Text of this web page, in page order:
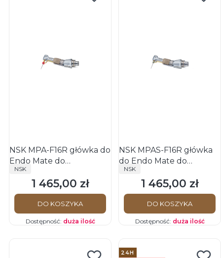
NSK MPA-F16R główka do
Endo Mate do
podłączenia do
endometru
PRODUCENT
NSK
Cena
1 465,00 zł
DO KOSZYKA
Dostępność: duża ilość
NSK MPAS-F16R główka
do Endo Mate do
podłączenia do
endometru
PRODUCENT
NSK
Cena
1 465,00 zł
DO KOSZYKA
Dostępność: duża ilość
24H